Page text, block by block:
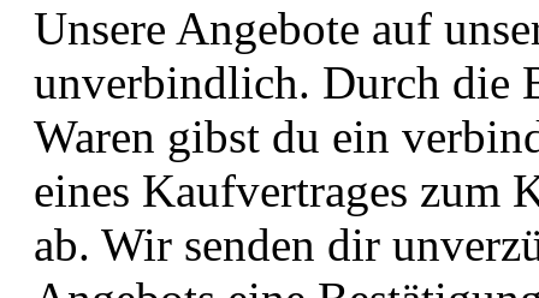
Unsere Angebote auf
unverbindlich. Durch die
Waren gibst du ein
eines Kaufvertrages zum
ab. Wir senden dir